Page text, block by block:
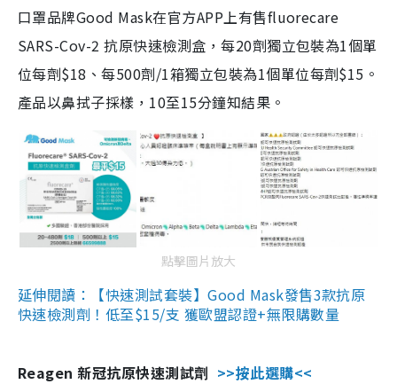
口罩品牌Good Mask在官方APP上有售fluorecare
SARS-Cov-2 抗原快速檢測盒，每20劑獨立包裝為1個單
位每劑$18、每500劑/1箱獨立包裝為1個單位每劑$15。
產品以鼻拭子採樣，10至15分鐘知結果。
點擊圖片放大
延伸閱讀：【快速測試套裝】Good Mask發售3款抗原
快速檢測劑！低至$15/支 獲歐盟認證+無限購數量
Reagen 新冠抗原快速測試劑 >>按此選購<<